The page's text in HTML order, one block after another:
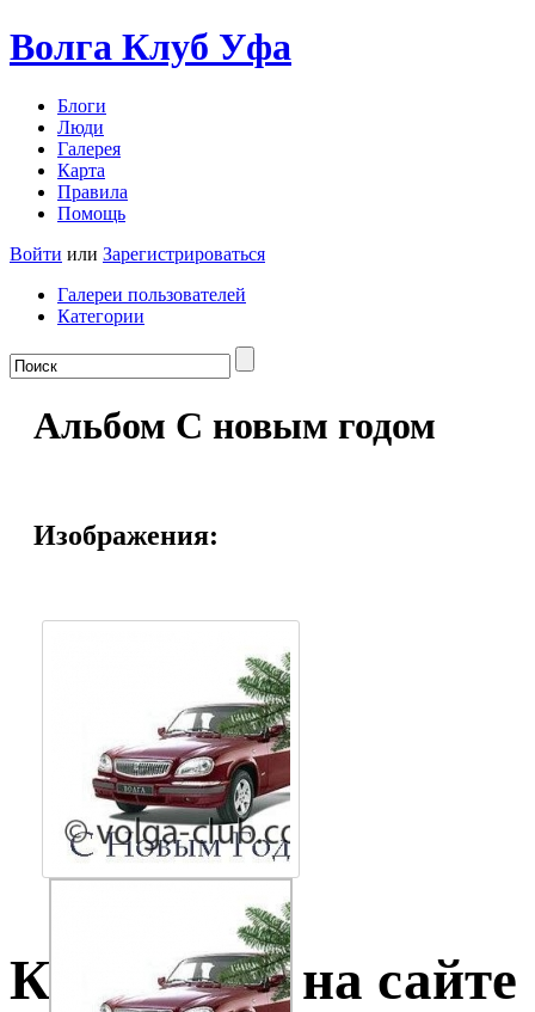
Волга Клуб Уфа
Блоги
Люди
Галерея
Карта
Правила
Помощь
Войти или Зарегистрироваться
Галереи пользователей
Категории
Альбом С новым годом
Изображения:
Кто сейчас на сайте